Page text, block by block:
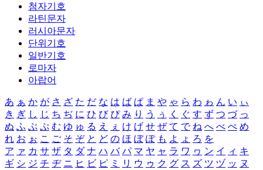
첨자기호
라틴문자
러시아문자
단위기호
일반기호
로마자
아랍어
あ ぁ か が さ ざ た だ な は ば ぱ ま や ゃ ら わ ゎ ん い ぃ
き ぎ し じ ち ぢ に ひ び ぴ み り う ぅ く ぐ す ず つ づ っ
ぬ ふ ぶ ぷ む ゆ ゅ る え ぇ け げ せ ぜ て で ね へ べ ぺ め
れ お ぉ こ ご そ ぞ と ど の ほ ぼ ぽ も よ ょ ろ を
ア ァ カ サ ザ タ ダ ナ ハ バ パ マ ヤ ャ ラ ワ ヮ ン イ ィ キ
ギ シ ジ チ ヂ ニ ヒ ビ ピ ミ リ ウ ゥ ク グ ス ズ ツ ヅ ッ ヌ